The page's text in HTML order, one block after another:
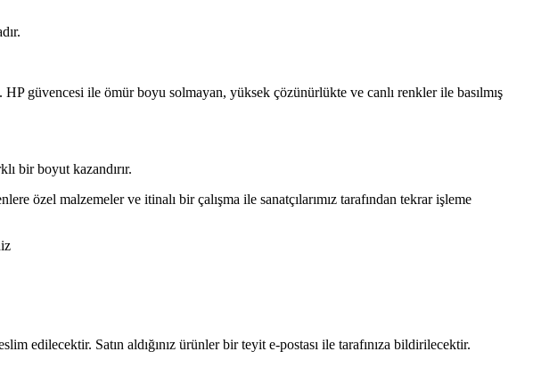
güvencesi ile ömür boyu solmayan, yüksek çözünürlükte ve canlı renkler ile basılmış
bir boyut kazandırır.
özel malzemeler ve itinalı bir çalışma ile sanatçılarımız tarafından tekrar işleme
edilecektir. Satın aldığınız ürünler bir teyit e-postası ile tarafınıza bildirilecektir.